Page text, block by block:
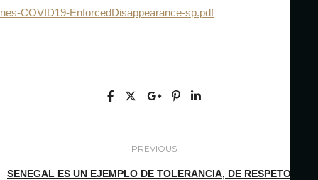
nes-COVID19-EnforcedDisappearance-sp.pdf
PREVIOUS
SENEGAL ES UN EJEMPLO DE TOLERANCIA, DE RESPETO A